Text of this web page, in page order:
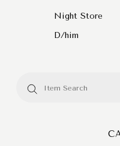
Night Store
D/him